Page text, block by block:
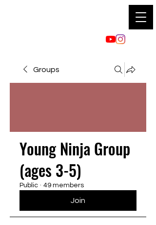
Groups
Young Ninja Group
(ages 3-5)
Public · 49 members
Join